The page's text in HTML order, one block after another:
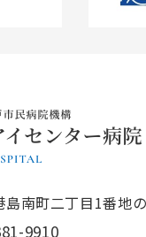
南町二丁目1番地
9910